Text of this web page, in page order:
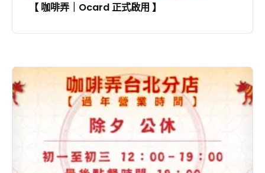
【 咖啡弄｜Ocard 正式啟用 】
咖
啡